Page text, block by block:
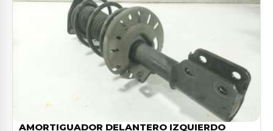
AMORTIGUADOR DELANTERO IZQUIERDO